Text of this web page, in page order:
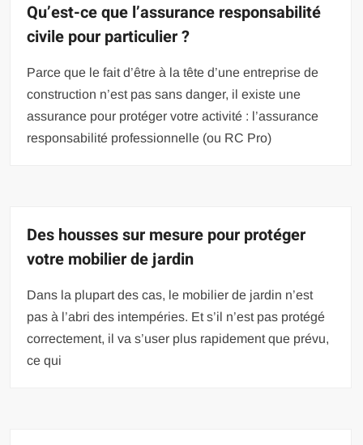
Qu’est-ce que l’assurance responsabilité
civile pour particulier ?
Parce que le fait d’être à la tête d’une entreprise de
construction n’est pas sans danger, il existe une
assurance pour protéger votre activité : l’assurance
responsabilité professionnelle (ou RC Pro)
Des housses sur mesure pour protéger
votre mobilier de jardin
Dans la plupart des cas, le mobilier de jardin n’est
pas à l’abri des intempéries. Et s’il n’est pas protégé
correctement, il va s’user plus rapidement que prévu,
ce qui